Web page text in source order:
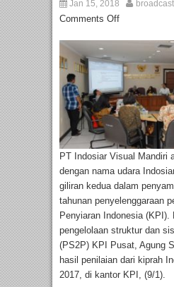
Jan 15, 2018
Comments Off
PT Indosiar Visual Mandiri
dengan nama udara
giliran kedua dalam
tahunan penyelenggaraan
Penyiaran Indonesia (KPI).
pengelolaan struktur dan
(PS2P) KPI Pusat, Agung
hasil penilaian dari kiprah
2017, di kantor KPI, (9/1).